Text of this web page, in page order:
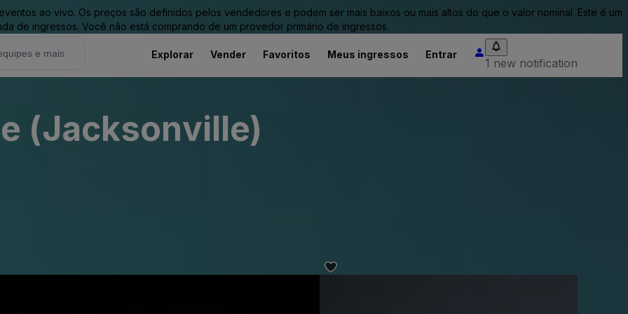
ao vivo. Os preços são definidos pelos vendedores e podem ser mais baixos ou mais altos do que o valor nominal. Este é um
de ingressos. Você não está comprando de um provedor primário de ingressos.
Explorar Vender Favoritos Meus ingressos Entrar
1 new notification
(Jacksonville)